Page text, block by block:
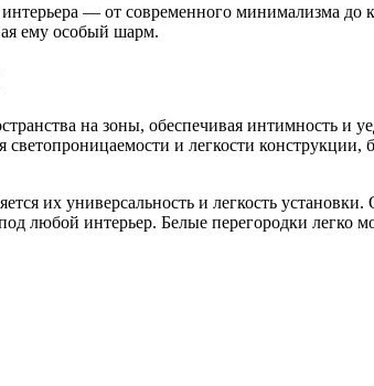
— от современного минимализма до
ему особый шарм.
на зоны, обеспечивая интимность и
и легкости
их универсальность и легкость
любой интерьер. Белые перегородки легко